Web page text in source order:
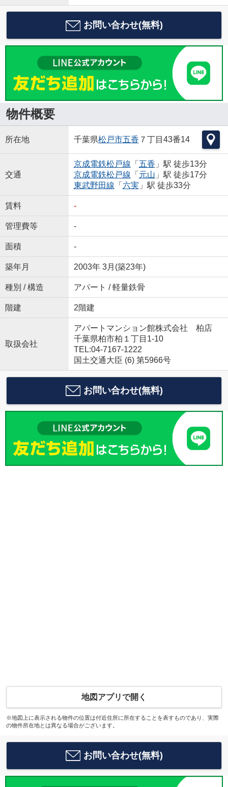
お問い合わせ(無料)
物件概要
所在地 千葉県松戸市五香 ７丁目43番14
交通
京成電鉄松戸線 「 五香 」駅 徒歩13分
京成電鉄松戸線 「 元山 」駅 徒歩17分
東武野田線 「 六実 」駅 徒歩33分
賃料 -
管理費等 -
面積 -
築年月 2003年 3月(築23年)
種別 / 構造 アパート / 軽量鉄骨
階建 2階建
取扱会社
アパートマンション館株式会社 柏店
千葉県柏市柏１丁目1-10
TEL:04-7167-1222
国土交通大臣 (6) 第5966号
お問い合わせ(無料)
地図アプリで開く
※地図上に表示される物件の位置は付近住所に所在することを表すものであり、実際
の物件所在地とは異なる場合がございます。
お問い合わせ(無料)